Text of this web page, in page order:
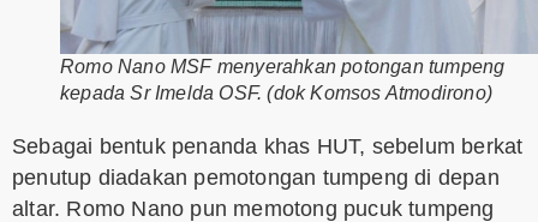
Romo Nano MSF menyerahkan potongan tumpeng
kepada Sr Imelda OSF. (dok Komsos Atmodirono)
Sebagai bentuk penanda khas HUT, sebelum berkat
penutup diadakan pemotongan tumpeng di depan
altar. Romo Nano pun memotong pucuk tumpeng